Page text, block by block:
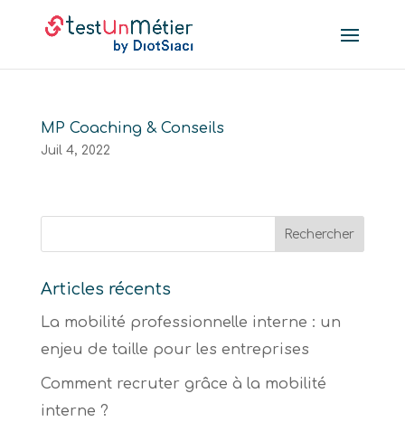
MP Coaching & Conseils
Juil 4, 2022
Articles récents
La mobilité professionnelle interne : un
enjeu de taille pour les entreprises
Comment recruter grâce à la mobilité
interne ?